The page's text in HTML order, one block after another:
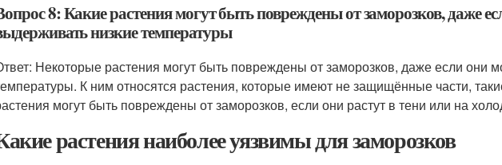
8: Какие растения могут быть повреждены от заморозков, даже
низкие температуры
Некоторые растения могут быть повреждены от заморозков, даже если они
К ним относятся растения, которые имеют не защищённые части,
могут быть повреждены от заморозков, если они растут в тени или на
растения наиболее уязвимы для заморозков